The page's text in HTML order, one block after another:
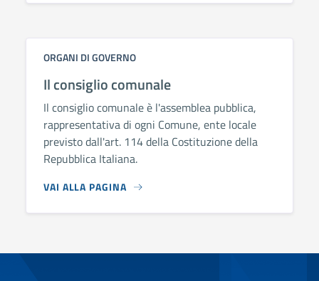
ORGANI DI GOVERNO
Il consiglio comunale
Il consiglio comunale è l'assemblea pubblica,
rappresentativa di ogni Comune, ente locale
previsto dall'art. 114 della Costituzione della
Repubblica Italiana.
VAI ALLA PAGINA